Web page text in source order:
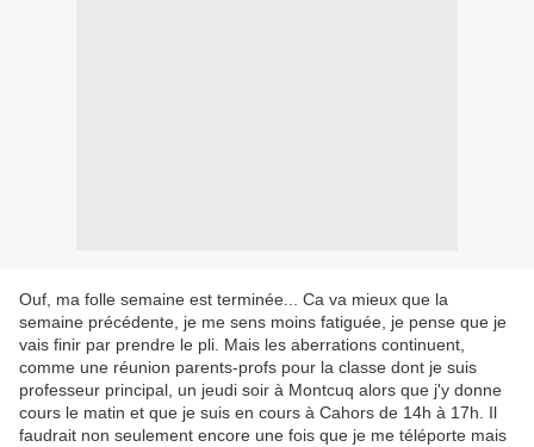
Ouf, ma folle semaine est terminée... Ca va mieux que la
semaine précédente, je me sens moins fatiguée, je pense que je
vais finir par prendre le pli. Mais les aberrations continuent,
comme une réunion parents-profs pour la classe dont je suis
professeur principal, un jeudi soir à Montcuq alors que j'y donne
cours le matin et que je suis en cours à Cahors de 14h à 17h. Il
faudrait non seulement encore une fois que je me téléporte mais